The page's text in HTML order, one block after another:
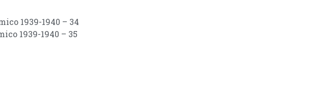
1939-1940 – 34
1939-1940 – 35